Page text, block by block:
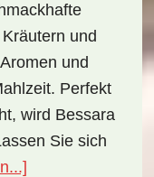
und
und
Perfekt
wird Bessara
Sie sich